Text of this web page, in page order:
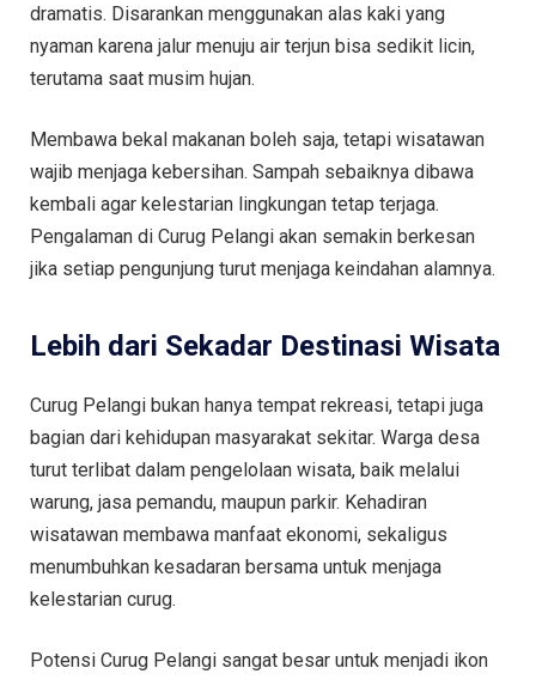
dramatis. Disarankan menggunakan alas kaki yang
nyaman karena jalur menuju air terjun bisa sedikit licin,
terutama saat musim hujan.
Membawa bekal makanan boleh saja, tetapi wisatawan
wajib menjaga kebersihan. Sampah sebaiknya dibawa
kembali agar kelestarian lingkungan tetap terjaga.
Pengalaman di Curug Pelangi akan semakin berkesan
jika setiap pengunjung turut menjaga keindahan alamnya.
Lebih dari Sekadar Destinasi Wisata
Curug Pelangi bukan hanya tempat rekreasi, tetapi juga
bagian dari kehidupan masyarakat sekitar. Warga desa
turut terlibat dalam pengelolaan wisata, baik melalui
warung, jasa pemandu, maupun parkir. Kehadiran
wisatawan membawa manfaat ekonomi, sekaligus
menumbuhkan kesadaran bersama untuk menjaga
kelestarian curug.
Potensi Curug Pelangi sangat besar untuk menjadi ikon